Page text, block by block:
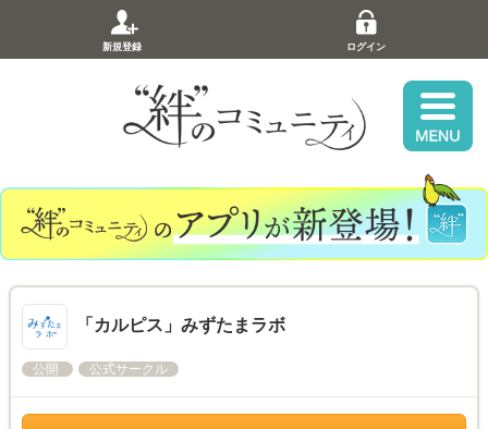
新規登録 ログイン
「カルピス」みずたまラボ
公開 公式サークル